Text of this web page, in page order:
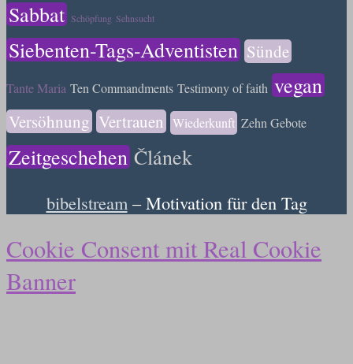
Sabbat Schöpfung Sehnsucht
Siebenten-Tags-Adventisten Sünde
Tante Maria Ten Commandments Testimony of faith vegan
Versöhnung Vertrauen Wiederkunft Zehn Gebote
Zeitgeschehen Článek
bibelstream– Motivation für den Tag
Cookie Consent mit Real Cookie
Banner